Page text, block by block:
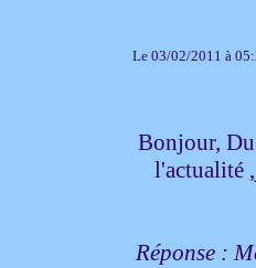
Le 03/02/2011 à
Bonjour, Du
l'actualité
Réponse :